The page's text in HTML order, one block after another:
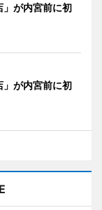
」が内宮前に初
」が内宮前に初